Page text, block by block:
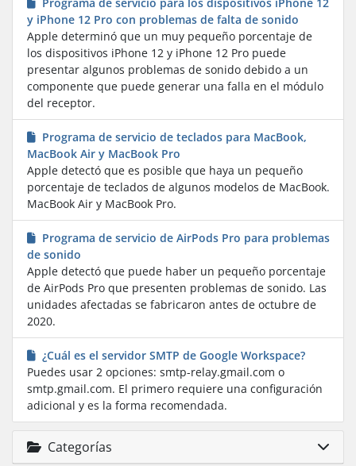
y iPhone 12 Pro con problemas de falta de sonido
Apple determinó que un muy pequeño porcentaje de
los dispositivos iPhone 12 y iPhone 12 Pro puede
presentar algunos problemas de sonido debido a un
componente que puede generar una falla en el módulo
del receptor.
Programa de servicio de teclados para MacBook,
MacBook Air y MacBook Pro
Apple detectó que es posible que haya un pequeño
porcentaje de teclados de algunos modelos de MacBook.
MacBook Air y MacBook Pro.
Programa de servicio de AirPods Pro para problemas
de sonido
Apple detectó que puede haber un pequeño porcentaje
de AirPods Pro que presenten problemas de sonido. Las
unidades afectadas se fabricaron antes de octubre de
2020.
¿Cuál es el servidor SMTP de Google Workspace?
Puedes usar 2 opciones: smtp-relay.gmail.com o
smtp.gmail.com. El primero requiere una configuración
adicional y es la forma recomendada.
Categorías